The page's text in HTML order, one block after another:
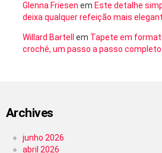
Glenna Friesen em Este detalhe
deixa qualquer refeição mais
Willard Bartell em Tapete em
crochê, um passo a passo completo
Archives
junho 2026
abril 2026